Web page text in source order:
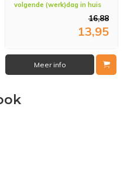
volgende (werk)dag in huis
16,88
13,95
Meer info